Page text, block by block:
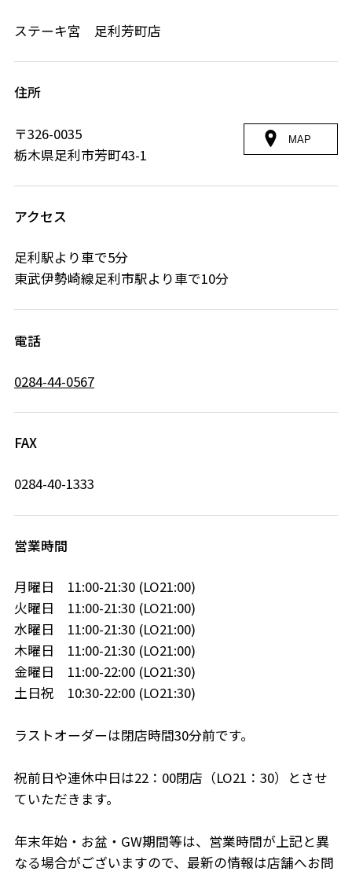
ステーキ宮 足利芳町店
住所
MAP
〒326-0035
栃木県足利市芳町43-1
アクセス
足利駅より車で5分
東武伊勢崎線足利市駅より車で10分
電話
0284-44-0567
FAX
0284-40-1333
営業時間
月曜日 11:00-21:30 (LO21:00)
火曜日 11:00-21:30 (LO21:00)
水曜日 11:00-21:30 (LO21:00)
木曜日 11:00-21:30 (LO21:00)
金曜日 11:00-22:00 (LO21:30)
土日祝 10:30-22:00 (LO21:30)
ラストオーダーは閉店時間30分前です。
祝前日や連休中日は22：00閉店（LO21：30）とさせ
ていただきます。
年末年始・お盆・GW期間等は、営業時間が上記と異
なる場合がございますので、最新の情報は店舗へお問